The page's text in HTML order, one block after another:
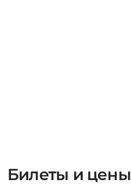
Билеты и цены